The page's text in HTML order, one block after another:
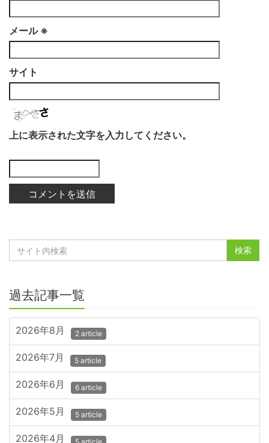
メール ※
サイト
上に表示された文字を入力してください。
過去記事一覧
2026年8月 2 article
2026年7月 5 article
2026年6月 6 article
2026年5月 5 article
2026年4月